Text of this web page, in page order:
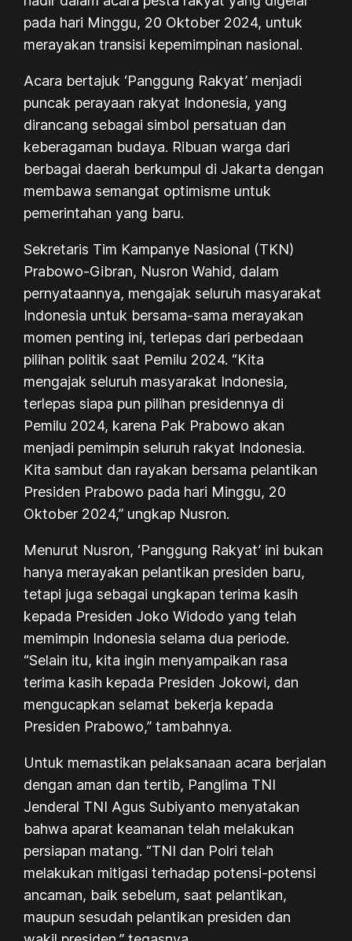
pada hari Minggu, 20 Oktober 2024, untuk
merayakan transisi kepemimpinan nasional.
Acara bertajuk ‘Panggung Rakyat’ menjadi
puncak perayaan rakyat Indonesia, yang
dirancang sebagai simbol persatuan dan
keberagaman budaya. Ribuan warga dari
berbagai daerah berkumpul di Jakarta dengan
membawa semangat optimisme untuk
pemerintahan yang baru.
Sekretaris Tim Kampanye Nasional (TKN)
Prabowo-Gibran, Nusron Wahid, dalam
pernyataannya, mengajak seluruh masyarakat
Indonesia untuk bersama-sama merayakan
momen penting ini, terlepas dari perbedaan
pilihan politik saat Pemilu 2024. “Kita
mengajak seluruh masyarakat Indonesia,
terlepas siapa pun pilihan presidennya di
Pemilu 2024, karena Pak Prabowo akan
menjadi pemimpin seluruh rakyat Indonesia.
Kita sambut dan rayakan bersama pelantikan
Presiden Prabowo pada hari Minggu, 20
Oktober 2024,” ungkap Nusron.
Menurut Nusron, ‘Panggung Rakyat’ ini bukan
hanya merayakan pelantikan presiden baru,
tetapi juga sebagai ungkapan terima kasih
kepada Presiden Joko Widodo yang telah
memimpin Indonesia selama dua periode.
“Selain itu, kita ingin menyampaikan rasa
terima kasih kepada Presiden Jokowi, dan
mengucapkan selamat bekerja kepada
Presiden Prabowo,” tambahnya.
Untuk memastikan pelaksanaan acara berjalan
dengan aman dan tertib, Panglima TNI
Jenderal TNI Agus Subiyanto menyatakan
bahwa aparat keamanan telah melakukan
persiapan matang. “TNI dan Polri telah
melakukan mitigasi terhadap potensi-potensi
ancaman, baik sebelum, saat pelantikan,
maupun sesudah pelantikan presiden dan